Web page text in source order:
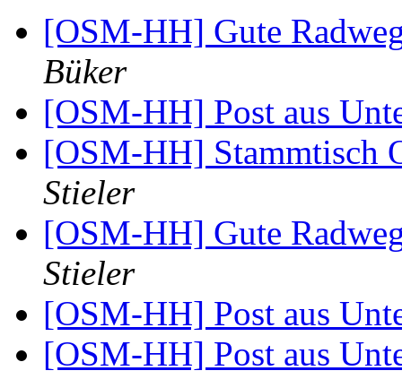
[OSM-HH] Gute
Büker
[OSM-HH] Post aus
[OSM-HH] Stammtisch
Stieler
[OSM-HH] Gute
Stieler
[OSM-HH] Post aus
[OSM-HH] Post aus